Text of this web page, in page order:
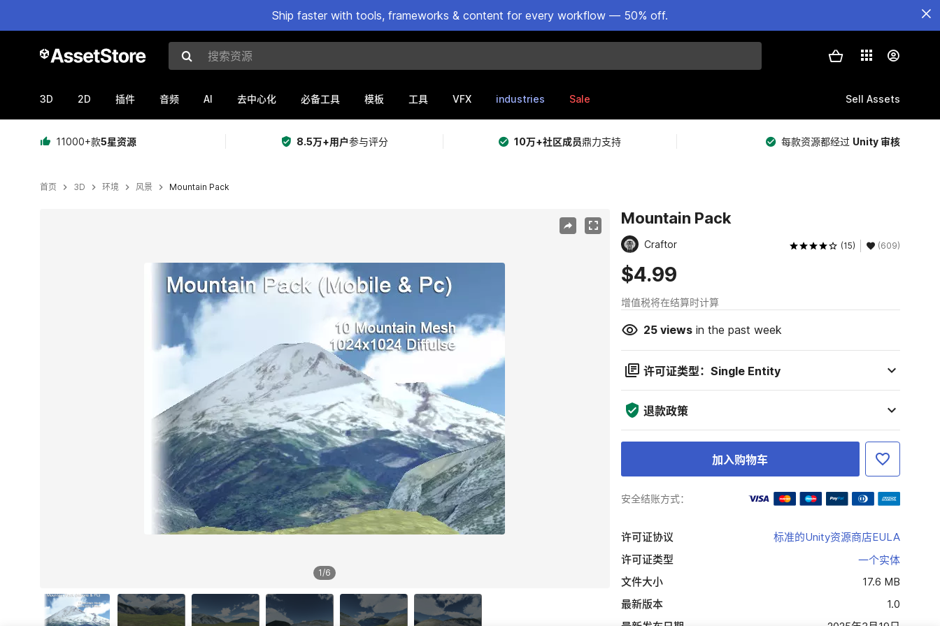
Ship faster with tools, frameworks & content for every workflow — 50% off.
搜索资源
3D 2D 插件 音频 AI 去中心化 必备工具 模板 工具 VFX industries Sale Sell Assets
11000+款5星资源 8.5万+用户参与评分 10万+社区成员鼎力支持 每款资源都经过 Unity 审核
首页 3D 环境 风景 Mountain Pack
1/6
Mountain Pack
Craftor (15) (609)
$4.99
增值税将在结算时计算
25viewsin the past week
许可证类型：Single Entity
退款政策
加入购物车
安全结账方式：
许可证协议
标准的Unity资源商店EULA
许可证类型
一个实体
文件大小
17.6 MB
最新版本
1.0